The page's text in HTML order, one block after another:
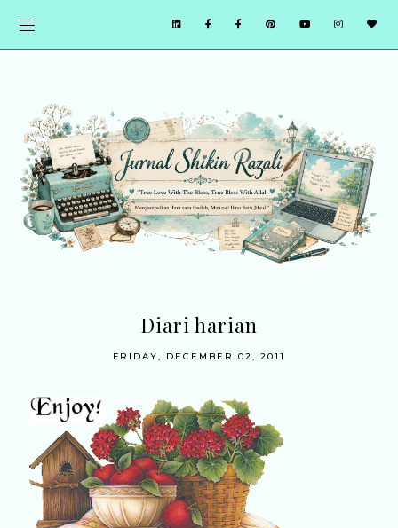
Diari harian
FRIDAY, DECEMBER 02, 2011